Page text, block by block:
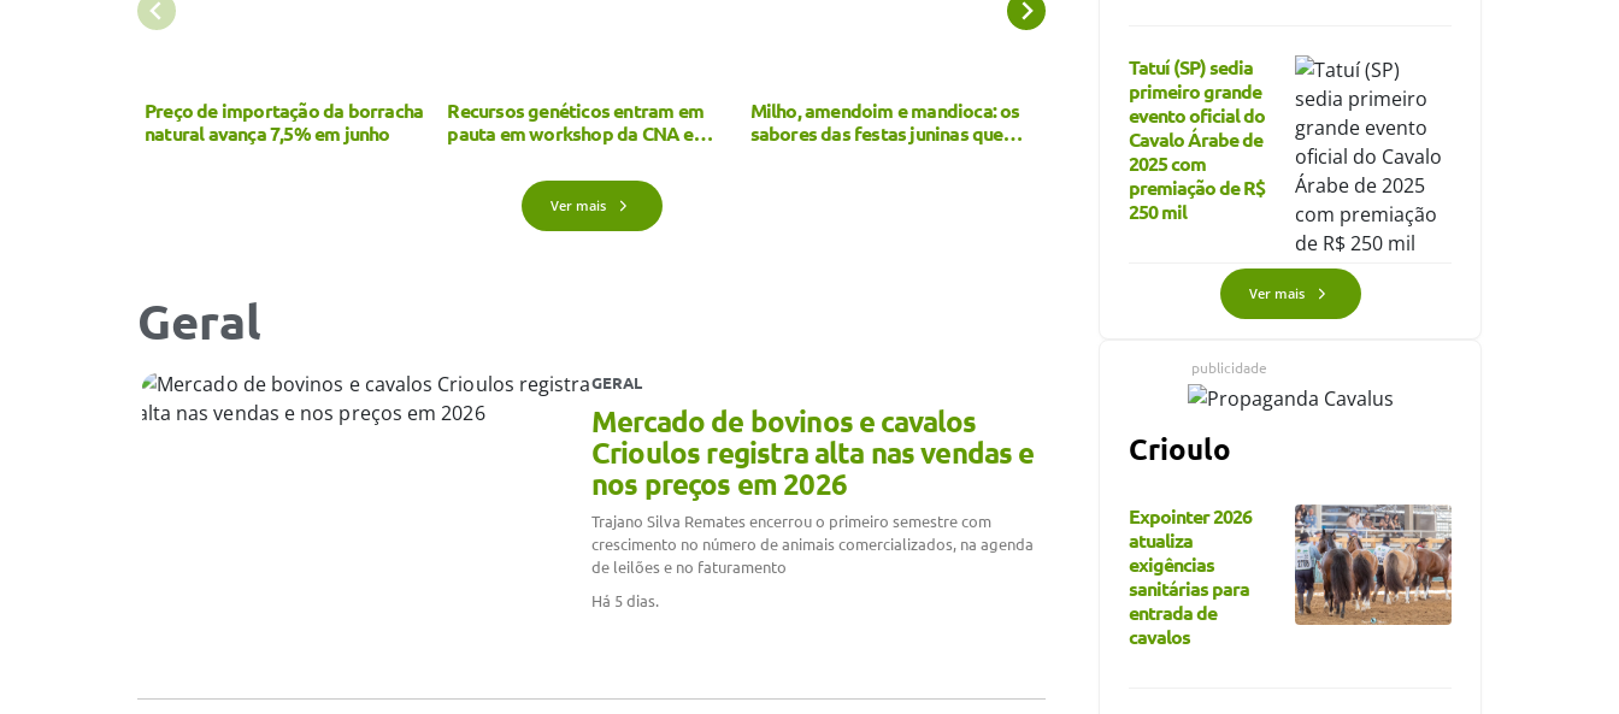
Recursos genéticos entram em
pauta em workshop da CNA e
Milho, amendoim e mandioca: os
sabores das festas juninas que
Agro paulista mantém força nas
exportações e amplia volume
Atualização de rebanhos entra na
reta final e inclui equinos em todo
o Estado de São Paulo
Expansão do eucalipto em São
Paulo reforça benefícios para a
produção animal e o agro
Ver mais
Geral
GERAL
Mercado de bovinos e cavalos
Crioulos registra alta nas vendas e
nos preços em 2026
Trajano Silva Remates encerrou o primeiro semestre com
crescimento no número de animais comercializados, na agenda
de leilões e no faturamento
Há 5 dias.
Tatuí (SP) sedia
primeiro grande
evento oficial do
Cavalo Árabe de
2025 com
premiação de R$
250 mil
Ver mais
publicidade
Crioulo
Expointer 2026
atualiza
exigências
sanitárias para
entrada de
cavalos